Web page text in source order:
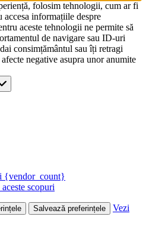
folosim tehnologii, cum ar fi
accesa informațiile despre
aceste tehnologii ne permite să
de navigare sau ID-uri
consimțământul sau îți retragi
negative asupra unor anumite
{vendor_count}
scopuri
Salvează preferințele
Vezi